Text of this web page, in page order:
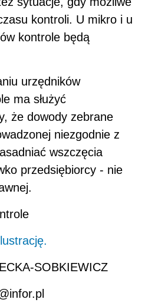
kontroli. U mikro i u
kontrole będą
urzędników
ma służyć
że dowody zebrane
niezgodnie z
wszczęcia
przedsiębiorcy - nie
SOBKIEWICZ